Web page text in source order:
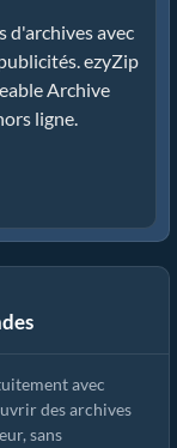
d'archives avec
ezyZip
Archive
ligne.
(gratuit, sans
avec
des archives
sans